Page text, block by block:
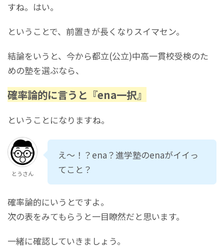
すね。はい。
ということで、前置きが長くなりスイマセン。
結論をいうと、今から都立(公立)中高一貫校受検のた
めの塾を選ぶなら、
確率論的に言うと『ena一択』
ということになりますね。
とうさん
え～！？ena？進学塾のenaがイイっ
てこと？
確率論的にいうとですよ。
次の表をみてもらうと一目瞭然だと思います。
一緒に確認していきましょう。